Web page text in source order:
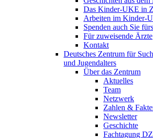
Das Kinder-UKE in
Arbeiten im Kinder-
Spenden auch Sie
Für zuweisende Ärzte
Kontakt
Deutsches Zentrum für
und Jugendalters
Über das Zentrum
Aktuelles
Team
Netzwerk
Zahlen &
Newsletter
Geschichte
Fachtagung